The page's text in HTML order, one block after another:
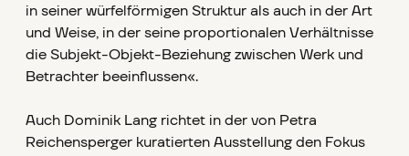
in seiner würfelförmigen Struktur als auch in der Art
und Weise, in der seine proportionalen Verhältnisse
die Subjekt-Objekt-Beziehung zwischen Werk und
Betrachter beeinflussen«.
Auch Dominik Lang richtet in der von Petra
Reichensperger kuratierten Ausstellung den Fokus